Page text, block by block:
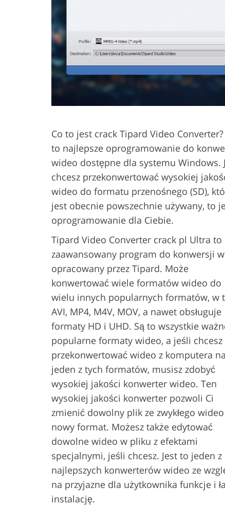
Co to jest crack Tipard Video Converter?
to najlepsze oprogramowanie do
wideo dostępne dla systemu Windows.
chcesz przekonwertować wysokiej
wideo do formatu przenośnego (SD),
jest obecnie powszechnie używany, to
oprogramowanie dla Ciebie.
Tipard Video Converter crack pl Ultra to
zaawansowany program do konwersji
opracowany przez Tipard. Może
konwertować wiele formatów wideo do
wielu innych popularnych formatów, w
AVI, MP4, M4V, MOV, a nawet obsługuje
formaty HD i UHD. Są to wszystkie
popularne formaty wideo, a jeśli chcesz
przekonwertować wideo z komputera na
jeden z tych formatów, musisz zdobyć
wysokiej jakości konwerter wideo. Ten
wysokiej jakości konwerter pozwoli Ci
zmienić dowolny plik ze zwykłego
nowy format. Możesz także edytować
dowolne wideo w pliku z efektami
specjalnymi, jeśli chcesz. Jest to jeden z
najlepszych konwerterów wideo ze
na przyjazne dla użytkownika funkcje i
instalację.